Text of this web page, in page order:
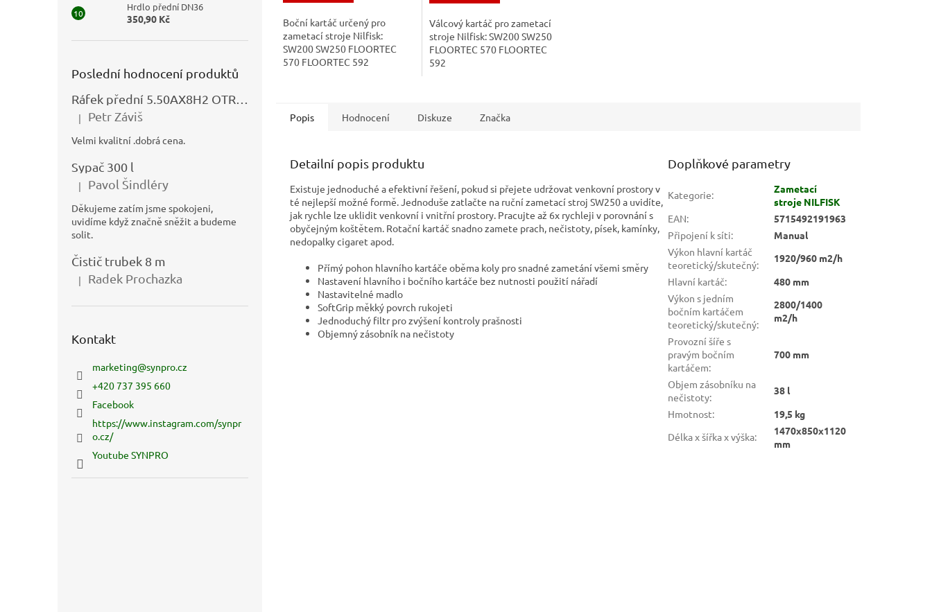
Hrdlo přední DN36
350,90 Kč
Poslední hodnocení produktů
Hodnocení produktu je 5 z 5 hvězdiček.
| Petr Záviš
Velmi kvalitní .dobrá cena.
Sypač 300 l
Hodnocení produktu je 5 z 5 hvězdiček.
| Pavol Šindléry
Děkujeme zatím jsme spokojeni,
uvidíme když značně sněžit a budeme
solit.
Čistič trubek 8 m
Hodnocení produktu je 5 z 5 hvězdiček.
| Radek Prochazka
Kontakt
marketing@synpro.cz
+420 737 395 660
Facebook
https://www.instagram.com/synpr
o.cz/
Youtube SYNPRO
Boční kartáč určený pro
zametací stroje Nilfisk:
SW200 SW250 FLOORTEC
570 FLOORTEC 592
Válcový kartáč pro zametací
stroje Nilfisk: SW200 SW250
FLOORTEC 570 FLOORTEC
592
Popis Hodnocení Diskuze Značka
Detailní popis produktu
Existuje jednoduché a efektivní řešení, pokud si přejete udržovat venkovní prostory v
té nejlepší možné formě. Jednoduše zatlačte na ruční zametací stroj SW250 a uvidíte,
jak rychle lze uklidit venkovní i vnitřní prostory. Pracujte až 6x rychleji v porovnání s
obyčejným koštětem. Rotační kartáč snadno zamete prach, nečistoty, písek, kamínky,
nedopalky cigaret apod.
Přímý pohon hlavního kartáče oběma koly pro snadné zametání všemi směry
Nastavení hlavního i bočního kartáče bez nutnosti použití nářadí
Nastavitelné madlo
SoftGrip měkký povrch rukojeti
Jednoduchý filtr pro zvýšení kontroly prašnosti
Objemný zásobník na nečistoty
Doplňkové parametry
Kategorie:
Zametací
stroje NILFISK
EAN:
5715492191963
Připojení k síti:
Manual
Výkon hlavní kartáč
teoretický/skutečný:
1920/960 m2/h
Hlavní kartáč:
480 mm
Výkon s jedním
bočním kartáčem
teoretický/skutečný:
2800/1400
m2/h
Provozní šíře s
pravým bočním
kartáčem:
700 mm
Objem zásobníku na
nečistoty:
38 l
Hmotnost:
19,5 kg
Délka x šířka x výška:
1470x850x1120
mm